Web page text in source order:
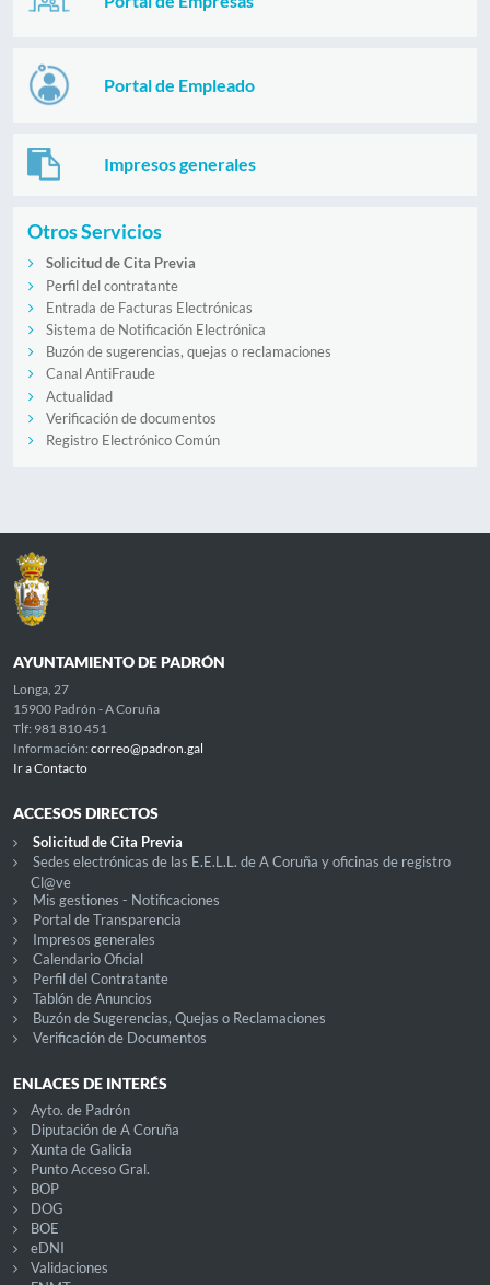
Portal de Empleado
Impresos generales
Otros Servicios
Solicitud de Cita Previa
Perfil del contratante
Entrada de Facturas Electrónicas
Sistema de Notificación Electrónica
Buzón de sugerencias, quejas o reclamaciones
Canal AntiFraude
Actualidad
Verificación de documentos
Registro Electrónico Común
AYUNTAMIENTO DE PADRÓN
Longa, 27
15900 Padrón - A Coruña
Tlf: 981 810 451
Información: correo@padron.gal
Ir a Contacto
ACCESOS DIRECTOS
Solicitud de Cita Previa
Sedes electrónicas de las E.E.L.L. de A Coruña y oficinas de registro
Cl@ve
Mis gestiones - Notificaciones
Portal de Transparencia
Impresos generales
Calendario Oficial
Perfil del Contratante
Tablón de Anuncios
Buzón de Sugerencias, Quejas o Reclamaciones
Verificación de Documentos
ENLACES DE INTERÉS
Ayto. de Padrón
Diputación de A Coruña
Xunta de Galicia
Punto Acceso Gral.
BOP
DOG
BOE
eDNI
Validaciones